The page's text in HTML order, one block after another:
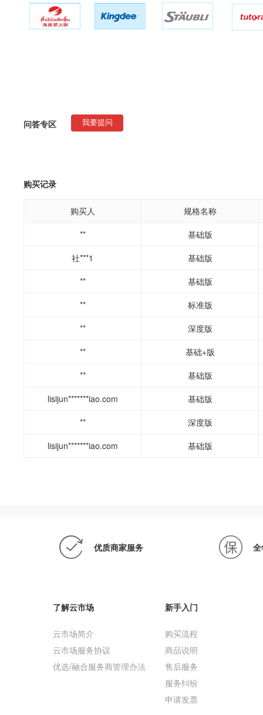
问答专区 我要提问
购买记录
购买人
规格名称
**
基础版
社***1
基础版
**
基础版
**
标准版
**
深度版
**
基础+版
**
基础版
lisijun*******iao.com
基础版
**
深度版
lisijun*******iao.com
基础版
优质商家服务
了解云市场
云市场简介
云市场服务协议
优选/融合服务商管理办法
新手入门
购买流程
商品说明
售后服务
服务纠纷
申请发票